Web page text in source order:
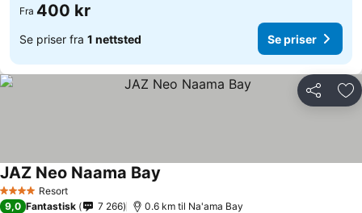
Fra 400 kr
Se priser fra 1 nettsted Se priser
Del
4 StjernerResort
JAZ Neo Naama Bay
9,0 Fantastisk 7 266 0.6 km til Na'ama Bay